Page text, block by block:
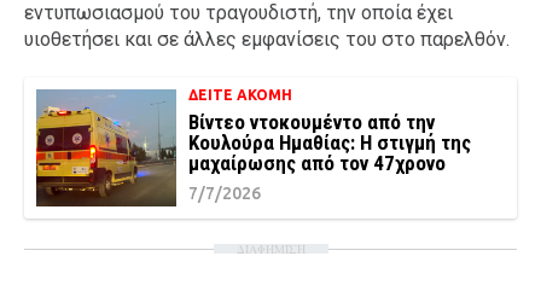
εντυπωσιασμού του τραγουδιστή, την οποία έχει
υιοθετήσει και σε άλλες εμφανίσεις του στο παρελθόν.
ΔΕΙΤΕ ΑΚΟΜΗ
Βίντεο ντοκουμέντο από την
Κουλούρα Ημαθίας: Η στιγμή της
μαχαίρωσης από τον 47χρονο
7/7/2026
ΔΙΑΦΗΜΙΣΗ